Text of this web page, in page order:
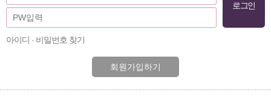
아이디 · 비밀번호 찾기
회원가입하기